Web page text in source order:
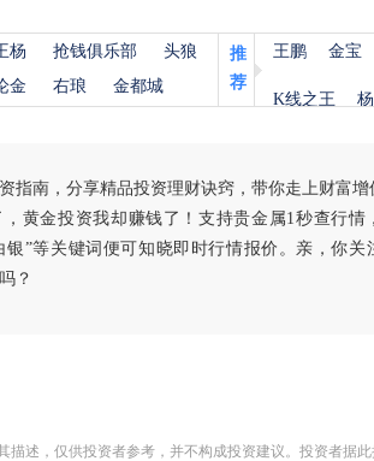
杨 抢钱俱乐部
头狼
金 右琅 金都城
推
荐
王鹏 金宝
K线之王
指南，分享精品投资理财诀窍，带你走上财富增
黄金投资我却赚钱了！支持贵金属1秒查行情
银”等关键词便可知晓即时行情报价。亲，你关
？
述，仅供投资者参考，并不构成投资建议。投资者据此